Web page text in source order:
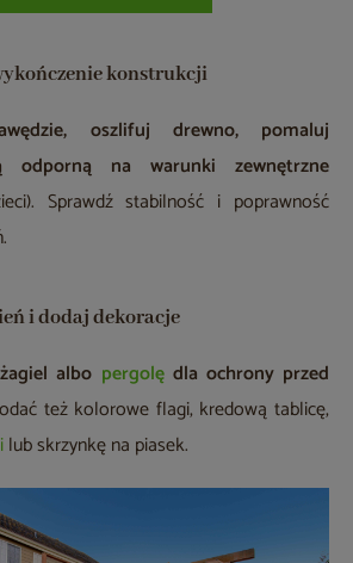
konstrukcji
oszlifuj drewno, pomaluj
odporną na warunki zewnętrzne
Sprawdź stabilność i poprawność
i dodaj dekoracje
albo pergolędla ochrony przed
też kolorowe flagi, kredową tablicę,
lub skrzynkę na piasek.